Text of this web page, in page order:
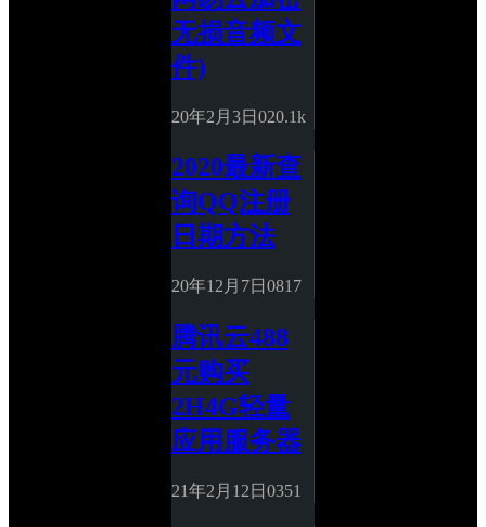
无损音频文
件)
20年2月3日 020.1k
2020最新查
询QQ注册
日期方法
20年12月7日 0817
腾讯云488
元购买
2H4G轻量
应用服务器
21年2月12日 0351